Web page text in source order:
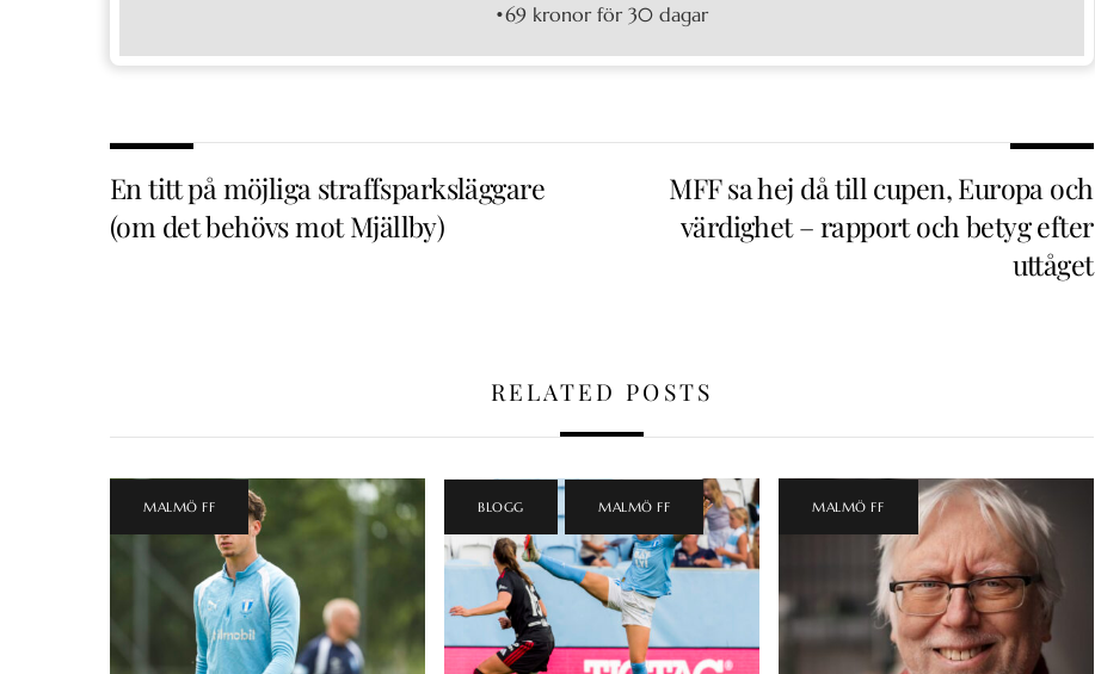
•69 kronor för 30 dagar
En titt på möjliga straffsparksläggare
(om det behövs mot Mjällby)
MFF sa hej då till cupen, Europa och
värdighet – rapport och betyg efter
uttåget
RELATED POSTS
MALMÖ FF BLOGG MALMÖ FF MALMÖ FF